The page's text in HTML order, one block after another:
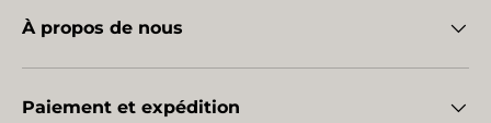
À propos de nous
Paiement et expédition